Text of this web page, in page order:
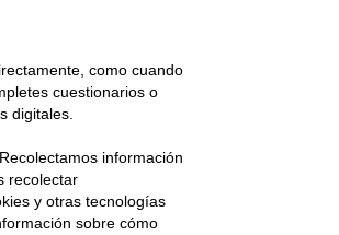
como cuando
cuestionarios o
digitales.
Recolectamos información
recolectar
y otras tecnologías
sobre cómo